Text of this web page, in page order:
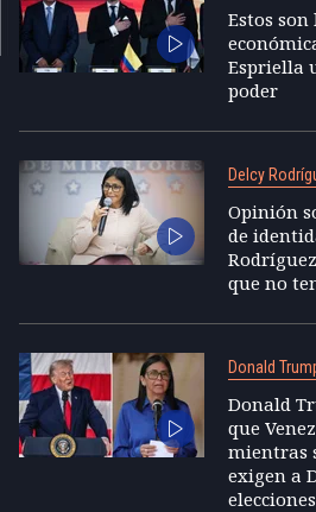
Estos
Espriella
poder
Delcy
Opinión
de
que no
Donald
Donald
que
mientras
exigen a